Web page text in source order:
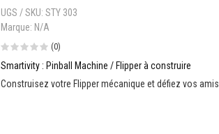
UGS / SKU:STY 303
Marque: N/A
(0)
Smartivity : Pinball Machine / Flipper à construire
Construisez votre Flipper mécanique et défiez vos amis.